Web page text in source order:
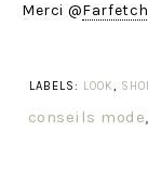
Merci @Farfetch
LABELS:
LOOK,
conseils mode,